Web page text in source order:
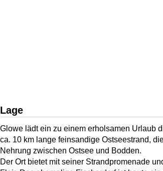
Lage
Glowe lädt ein zu einem erholsamen Urlaub
ca. 10 km lange feinsandige Ostseestrand,
Nehrung zwischen Ostsee und Bodden.
Der Ort bietet mit seiner Strandpromenade